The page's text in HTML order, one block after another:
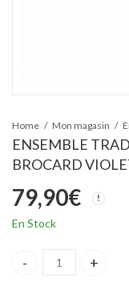
Home Mon magasin
ENSEMBLE
BROCARD
79,90€
En Stock
ENSEMBLE